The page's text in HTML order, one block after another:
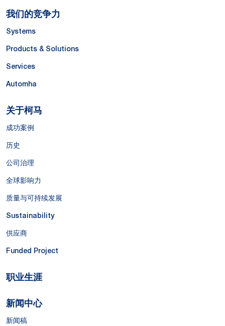
我们的竞争力
Systems
Products & Solutions
Services
Automha
关于柯马
成功案例
历史
公司治理
全球影响力
质量与可持续发展
Sustainability
供应商
Funded Project
职业生涯
新闻中心
新闻稿